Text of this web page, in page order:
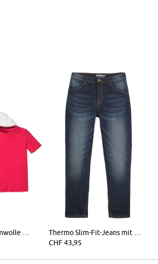
CHF 43,95